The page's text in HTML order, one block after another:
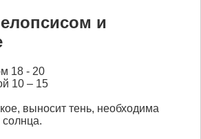
и
18 - 20
10 – 15
выносит тень, необходима